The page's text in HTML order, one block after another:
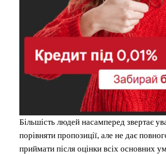
Більшість людей насамперед звертає
порівняти пропозиції, але не дає
приймати після оцінки всіх основних